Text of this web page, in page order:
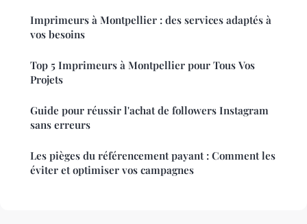
Imprimeurs à Montpellier : des services adaptés à
vos besoins
Top 5 Imprimeurs à Montpellier pour Tous Vos
Projets
Guide pour réussir l'achat de followers Instagram
sans erreurs
Les pièges du référencement payant : Comment les
éviter et optimiser vos campagnes